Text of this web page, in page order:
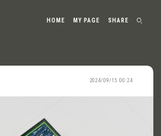
HOME MY PAGE SHARE
2024/09/15 00:24